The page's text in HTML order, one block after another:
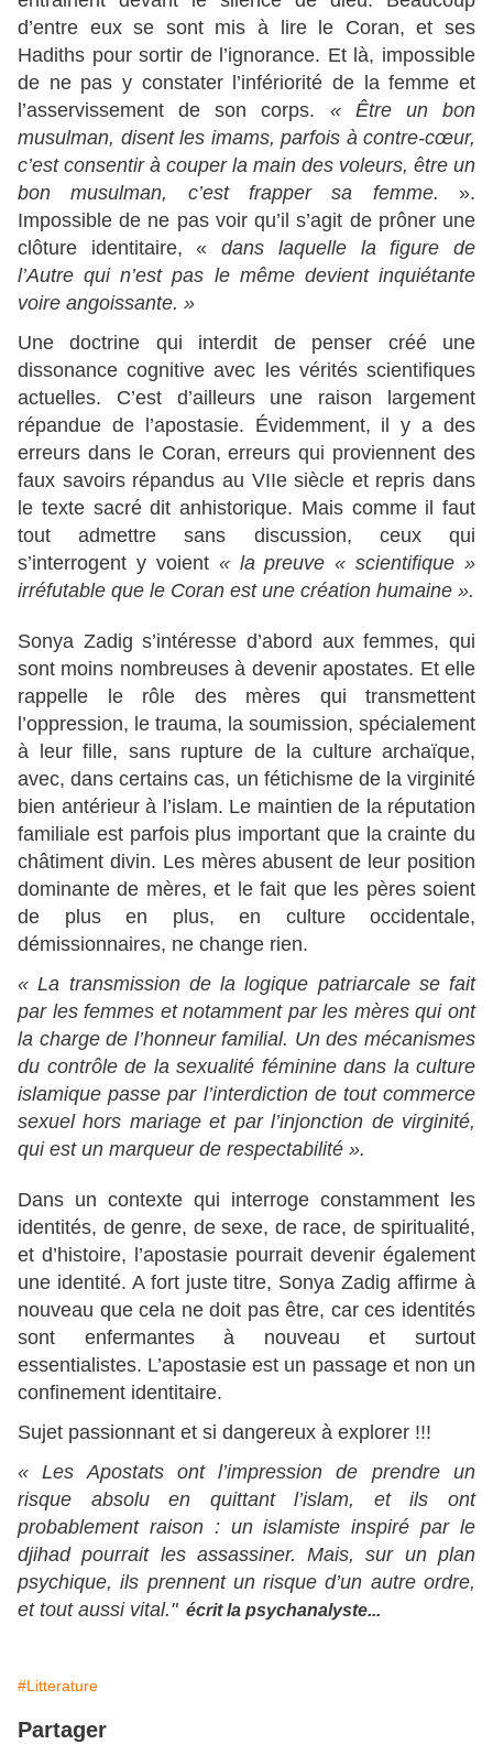
d’entre eux se sont mis à lire le Coran, et ses
Hadiths pour sortir de l’ignorance. Et là, impossible
de ne pas y constater l’infériorité de la femme et
l’asservissement de son corps. « Être un bon
musulman, disent les imams, parfois à contre-cœur,
c’est consentir à couper la main des voleurs, être un
bon musulman, c’est frapper sa femme. ».
Impossible de ne pas voir qu’il s’agit de prôner une
clôture identitaire, «dans laquelle la figure de
l’Autre qui n’est pas le même devient inquiétante
voire angoissante. »
Une doctrine qui interdit de penser créé une
dissonance cognitive avec les vérités scientifiques
actuelles. C’est d’ailleurs une raison largement
répandue de l’apostasie. Évidemment, il y a des
erreurs dans le Coran, erreurs qui proviennent des
faux savoirs répandus au VIIe siècle et repris dans
le texte sacré dit anhistorique. Mais comme il faut
tout admettre sans discussion, ceux qui
s’interrogent y voient « la preuve « scientifique »
irréfutable que le Coran est une création humaine ».
Sonya Zadig s’intéresse d’abord aux femmes, qui
sont moins nombreuses à devenir apostates. Et elle
rappelle le rôle des mères qui transmettent
l’oppression, le trauma, la soumission, spécialement
à leur fille, sans rupture de la culture archaïque,
avec, dans certains cas, un fétichisme de la virginité
bien antérieur à l’islam. Le maintien de la réputation
familiale est parfois plus important que la crainte du
châtiment divin. Les mères abusent de leur position
dominante de mères, et le fait que les pères soient
de plus en plus, en culture occidentale,
démissionnaires, ne change rien.
« La transmission de la logique patriarcale se fait
par les femmes et notamment par les mères qui ont
la charge de l’honneur familial. Un des mécanismes
du contrôle de la sexualité féminine dans la culture
islamique passe par l’interdiction de tout commerce
sexuel hors mariage et par l’injonction de virginité,
qui est un marqueur de respectabilité ».
Dans un contexte qui interroge constamment les
identités, de genre, de sexe, de race, de spiritualité,
et d’histoire, l’apostasie pourrait devenir également
une identité. A fort juste titre, Sonya Zadig affirme à
nouveau que cela ne doit pas être, car ces identités
sont enfermantes à nouveau et surtout
essentialistes. L’apostasie est un passage et non un
confinement identitaire.
Sujet passionnant et si dangereux à explorer !!!
« Les Apostats ont l’impression de prendre un
risque absolu en quittant l’islam, et ils ont
probablement raison : un islamiste inspiré par le
djihad pourrait les assassiner. Mais, sur un plan
psychique, ils prennent un risque d’un autre ordre,
et tout aussi vital."écrit la psychanalyste...
#Litterature
Partager